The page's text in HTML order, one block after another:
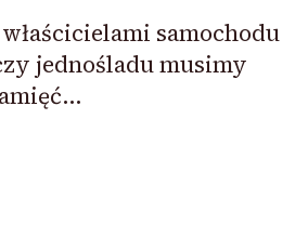
samochodu
jednośladu musimy